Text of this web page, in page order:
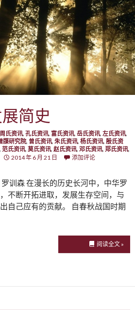
简史
周氏资讯, 孔氏资讯, 富氏资讯, 岳氏资讯, 左氏资讯,
牒研究院, 曾氏资讯, 朱氏资讯, 杨氏资讯, 殷氏资
, 范氏资讯, 莫氏资讯, 赵氏资讯, 邓氏资讯, 郑氏资讯,
2014 年 6 月 21 日 添加评论
训森 在漫长的历史长河中，中华罗
不断开拓进取，发展生存空间，与
自己应有的贡献。 自春秋战国时期
阅读全文 »